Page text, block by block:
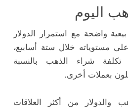
اليوم
واضحة مع استمرار الدولار
مستوياته خلال ستة أسابيع،
شراء الذهب بالنسبة
بعملات أخرى.
والدولار من أكثر العلاقات